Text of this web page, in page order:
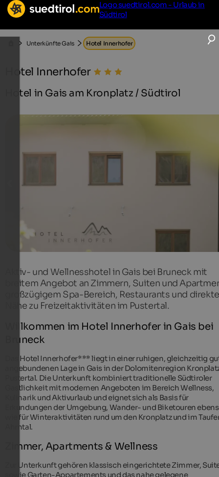
Logo suedtirol.com - Urlaub in
Südtirol
Unterkünfte Gais Hotel Innerhofer
Hotel Innerhofer
Hotel in Gais am Kronplatz / Südtirol
Aktiv- und Wellnesshotel in Gais bei Bruneck mit
breitem Angebot an Zimmern, Suiten und
großzügigem Spa-Bereich, Restaurants und
Nähe zu Freizeitaktivitäten im Pustertal.
Willkommen im Hotel Innerhofer in Gais bei
Bruneck
Das Hotel Innerhofer*** liegt in einer ruhigen, gleichzeitig
angebundenen Lage in Gais in der Dolomitenregion
Pustertal. Die Unterkunft kombiniert traditionelle Südtiroler
Gastlichkeit mit modernen Angeboten im Bereich Wellness,
Kulinarik und Aktivurlaub und eignet sich als Basis für
Erkundungen der Umgebung, Wander- und Biketouren
wie für Winteraktivitäten rund um den Kronplatz und im
Ahrntal.
Zimmer, Apartments & Wellness
Zur Unterkunft gehören klassisch eingerichtete Zimmer,
sowie Garten-Appartements und das nahe gelegene